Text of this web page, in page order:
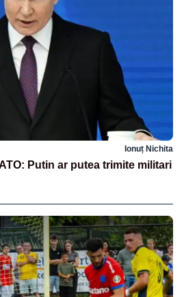
Ionuț Nichita
Putin ar putea trimite militari